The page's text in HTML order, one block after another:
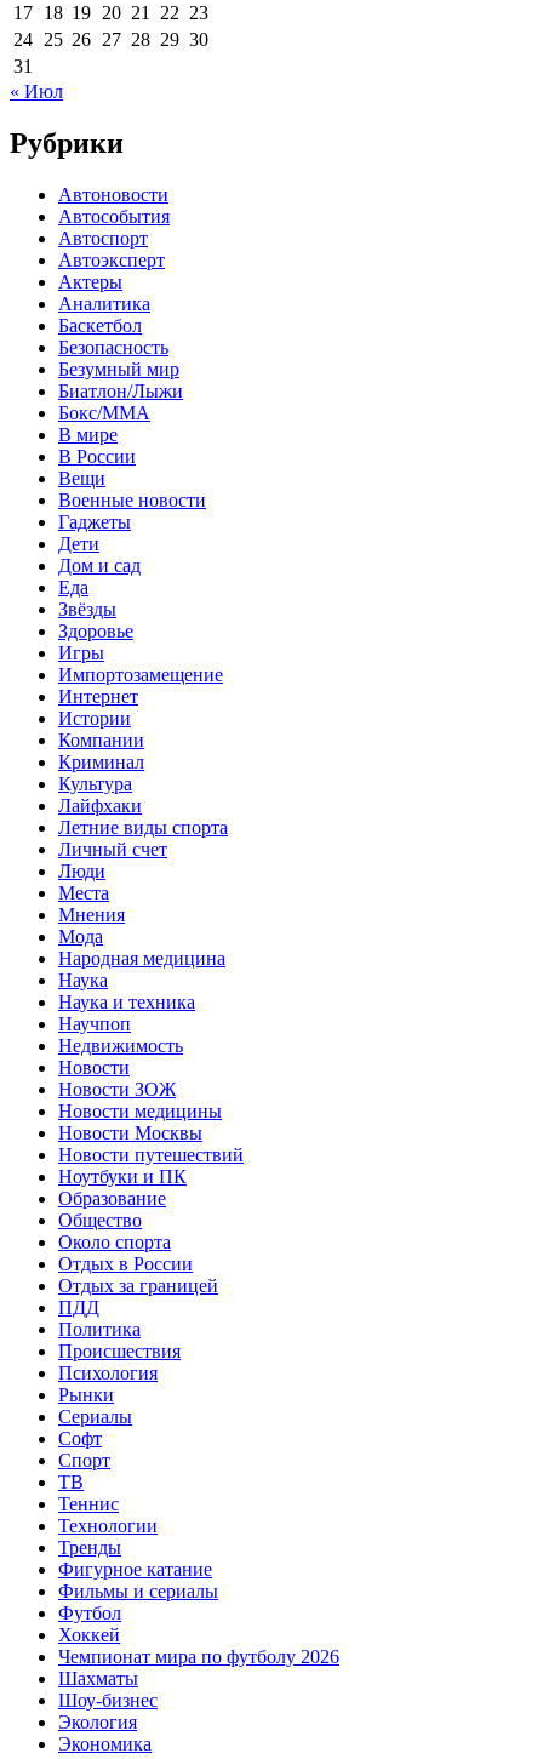
17 18 19 20 21 22 23
24 25 26 27 28 29 30
31
« Июл
Рубрики
Автоновости
Автособытия
Автоспорт
Автоэксперт
Актеры
Аналитика
Баскетбол
Безопасность
Безумный мир
Биатлон/Лыжи
Бокс/MMA
В мире
В России
Вещи
Военные новости
Гаджеты
Дети
Дом и сад
Еда
Звёзды
Здоровье
Игры
Импортозамещение
Интернет
Истории
Компании
Криминал
Культура
Лайфхаки
Летние виды спорта
Личный счет
Люди
Места
Мнения
Мода
Народная медицина
Наука
Наука и техника
Научпоп
Недвижимость
Новости
Новости ЗОЖ
Новости медицины
Новости Москвы
Новости путешествий
Ноутбуки и ПК
Образование
Общество
Около спорта
Отдых в России
Отдых за границей
ПДД
Политика
Происшествия
Психология
Рынки
Сериалы
Софт
Спорт
ТВ
Теннис
Технологии
Тренды
Фигурное катание
Фильмы и сериалы
Футбол
Хоккей
Чемпионат мира по футболу 2026
Шахматы
Шоу-бизнес
Экология
Экономика